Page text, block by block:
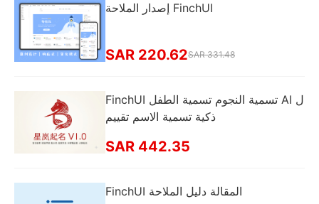
إصدار الملاحة FinchUI
SAR 220.62SAR 331.48
FinchUI تسمية النجوم تسمية الطفل AI ال
ذكية تسمية الاسم تقييم
SAR 442.35
FinchUI المقالة دليل الملاحة